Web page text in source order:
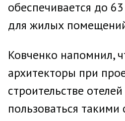
обеспечивается до
для жилых
Ковченко напомнил,
архитекторы при
строительстве
пользоваться такими